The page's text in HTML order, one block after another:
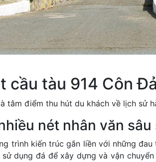
cầu tàu 914 Côn
tâm điểm thu hút du khách về lịch sử
nét nhân văn sâu
trình kiến trúc gắn liền với những
dụng đá để xây dựng và vận